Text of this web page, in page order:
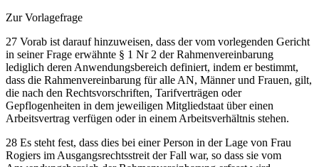
Zur Vorlagefrage
27 Vorab ist darauf hinzuweisen, dass der vom vorlegenden Gericht
in seiner Frage erwähnte § 1 Nr 2 der Rahmenvereinbarung
lediglich deren Anwendungsbereich definiert, indem er bestimmt,
dass die Rahmenvereinbarung für alle AN, Männer und Frauen, gilt,
die nach den Rechtsvorschriften, Tarifverträgen oder
Gepflogenheiten in dem jeweiligen Mitgliedstaat über einen
Arbeitsvertrag verfügen oder in einem Arbeitsverhältnis stehen.
28 Es steht fest, dass dies bei einer Person in der Lage von Frau
Rogiers im Ausgangsrechtsstreit der Fall war, so dass sie vom